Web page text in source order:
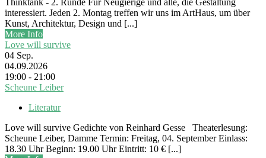
Thinktank - 2. Runde Für Neugierige und alle, die Gestaltung
interessiert. Jeden 2. Montag treffen wir uns im ArtHaus, um über
Kunst, Architektur, Design und [...]
More Info
Love will survive
04 Sep.
04.09.2026
19:00 - 21:00
Scheune Leiber
Literatur
Love will survive Gedichte von Reinhard Gesse Theaterlesung:
Scheune Leiber, Damme Termin: Freitag, 04. September Einlass:
18.30 Uhr Beginn: 19.00 Uhr Eintritt: 10 € [...]